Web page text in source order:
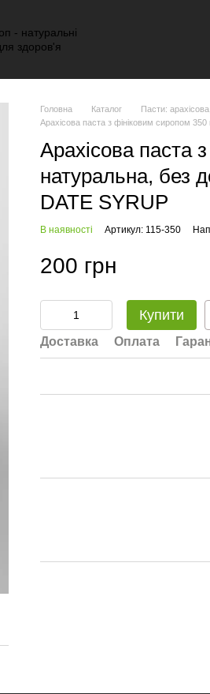
Головна Каталог
Пасти:
Арахісова паста з фініковим сиропом
Арахісова паста
натуральна, без
DATE SYRUP
В наявності Артикул: 115-350
200 грн
Купити
Доставка Оплата